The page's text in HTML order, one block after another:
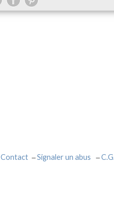
Contact Signaler un abus